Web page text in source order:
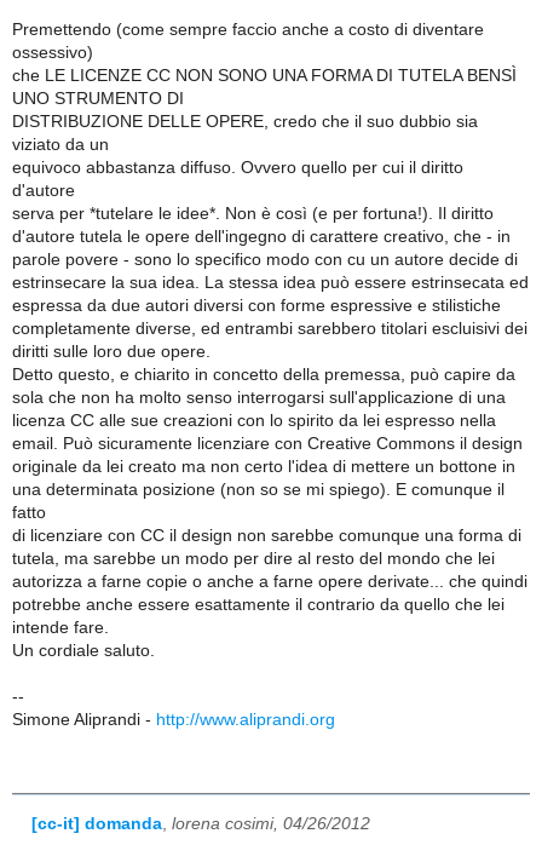
Premettendo (come sempre faccio anche a costo di diventare
ossessivo)
che LE LICENZE CC NON SONO UNA FORMA DI TUTELA BENSÌ
UNO STRUMENTO DI
DISTRIBUZIONE DELLE OPERE, credo che il suo dubbio sia
viziato da un
equivoco abbastanza diffuso. Ovvero quello per cui il diritto
d'autore
serva per *tutelare le idee*. Non è così (e per fortuna!). Il diritto
d'autore tutela le opere dell'ingegno di carattere creativo, che - in
parole povere - sono lo specifico modo con cu un autore decide di
estrinsecare la sua idea. La stessa idea può essere estrinsecata ed
espressa da due autori diversi con forme espressive e stilistiche
completamente diverse, ed entrambi sarebbero titolari escluisivi dei
diritti sulle loro due opere.
Detto questo, e chiarito in concetto della premessa, può capire da
sola che non ha molto senso interrogarsi sull'applicazione di una
licenza CC alle sue creazioni con lo spirito da lei espresso nella
email. Può sicuramente licenziare con Creative Commons il design
originale da lei creato ma non certo l'idea di mettere un bottone in
una determinata posizione (non so se mi spiego). E comunque il
fatto
di licenziare con CC il design non sarebbe comunque una forma di
tutela, ma sarebbe un modo per dire al resto del mondo che lei
autorizza a farne copie o anche a farne opere derivate... che quindi
potrebbe anche essere esattamente il contrario da quello che lei
intende fare.
Un cordiale saluto.
--
Simone Aliprandi - http://www.aliprandi.org
[cc-it] domanda lorena cosimi, 04/26/2012